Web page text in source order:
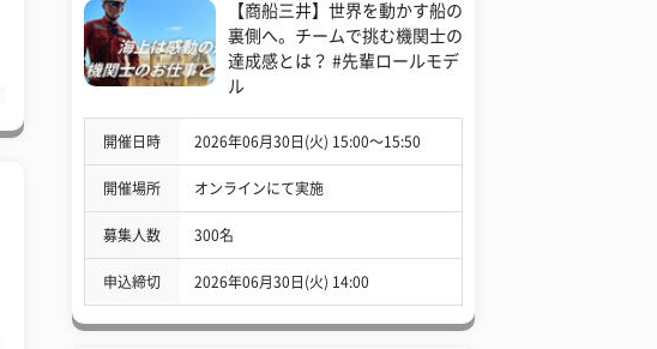
【商船三井】世界を動かす船の
裏側へ。チームで挑む機関士の
達成感とは？ #先輩ロールモデ
ル
開催日時 2026年06月30日(火) 15:00〜15:50
開催場所 オンラインにて実施
募集人数 300名
申込締切 2026年06月30日(火) 14:00